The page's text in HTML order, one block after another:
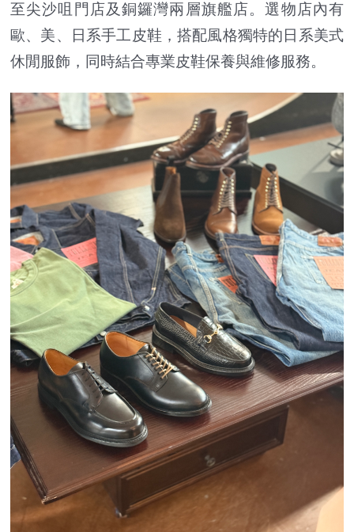
至尖沙咀門店及銅鑼灣兩層旗艦店。選物店內有
歐、美、日系手工皮鞋，搭配風格獨特的日系美式
休閒服飾，同時結合專業皮鞋保養與維修服務。